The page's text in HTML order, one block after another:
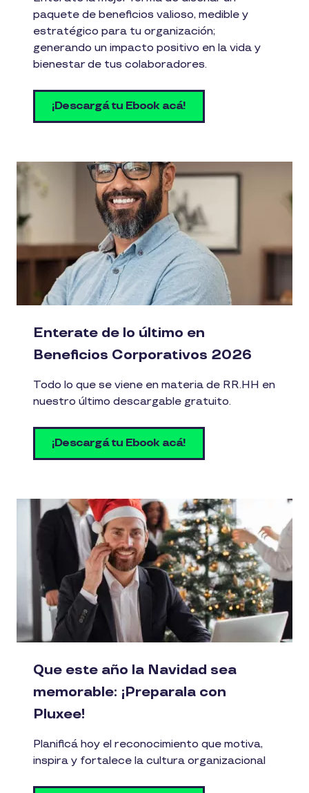
paquete de beneficios valioso, medible y
estratégico para tu organización;
generando un impacto positivo en la vida y
bienestar de tus colaboradores.
¡Descargá tu Ebook acá!
Enterate de lo último en
Beneficios Corporativos 2026
Todo lo que se viene en materia de RR.HH en
nuestro último descargable gratuito.
¡Descargá tu Ebook acá!
Que este año la Navidad sea
memorable: ¡Preparala con
Pluxee!
Planificá hoy el reconocimiento que motiva,
inspira y fortalece la cultura organizacional